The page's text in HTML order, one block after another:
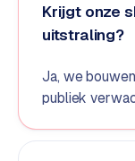
n
o
c
a
Krijgt onze
uitstraling?
Ja, we
publiek